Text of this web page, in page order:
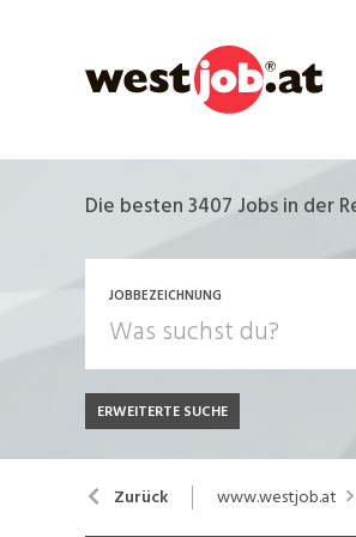
Die besten 3407 Jobs in der
JOBBEZEICHNUNG
JOB-TYP
Festanstellung
Bank, Versicherung
Chemie, Pharma,
ERWEITERTE SUCHE
Zurück www.westjob.at